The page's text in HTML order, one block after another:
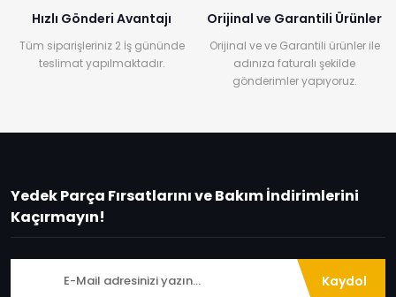
Hızlı Gönderi Avantajı
Tüm siparişleriniz 2 İş gününde
teslimat yapılmaktadır.
Orijinal ve Garantili Ürünler
Orijinal ve ve Garantili ürünler ile
adınıza faturalı şekilde
gönderimler yapıyoruz.
Yedek Parça Fırsatlarını ve Bakım İndirimlerini
Kaçırmayın!
Kaydol